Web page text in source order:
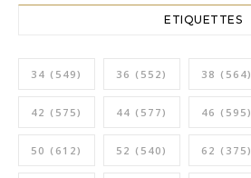
ETIQUETTES
34 (549) 36 (552) 38 (564)
42 (575) 44 (577) 46 (595)
50 (612) 52 (540) 62 (375)